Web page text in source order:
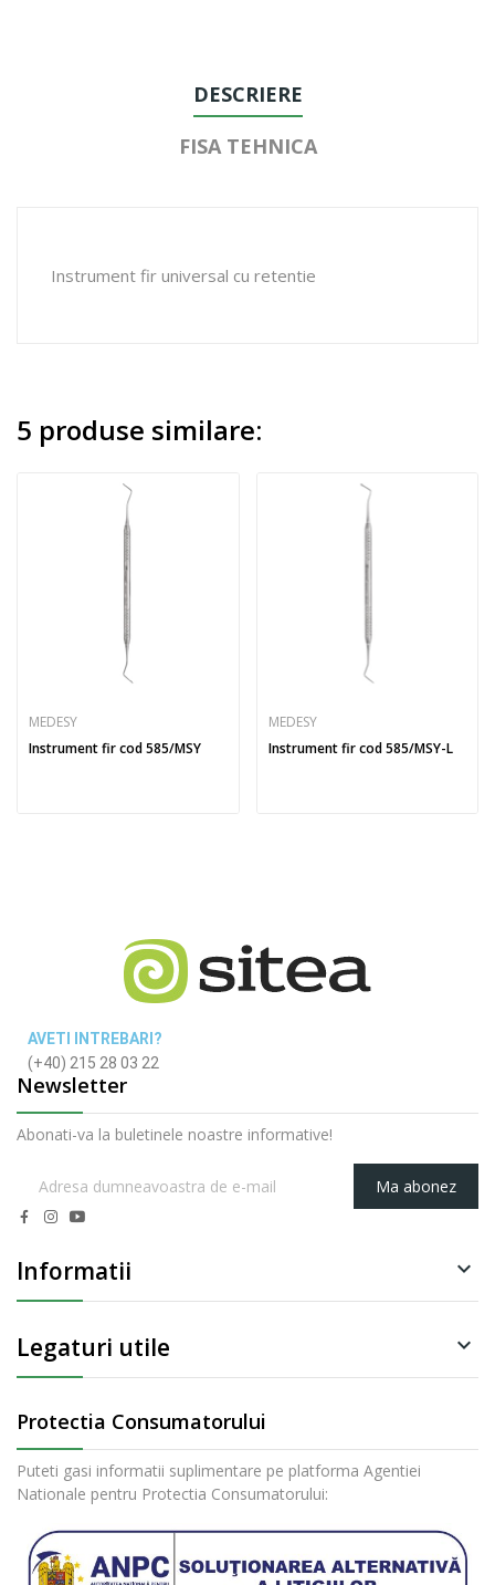
DESCRIERE
FISA TEHNICA
Instrument fir universal cu retentie
5 produse similare:
MEDESY
Instrument fir cod 585/MSY
MEDESY
Instrument fir cod 585/MSY-L
AVETI INTREBARI?
(+40) 215 28 03 22
Newsletter
Abonati-va la buletinele noastre informative!
Ma abonez
Informatii 
Legaturi utile 
Protectia Consumatorului
Puteti gasi informatii suplimentare pe platforma Agentiei
Nationale pentru Protectia Consumatorului: